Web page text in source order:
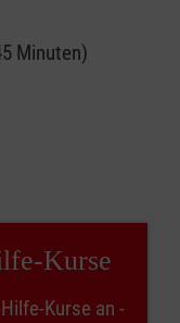
Minuten)
Kurse
Kurse an -